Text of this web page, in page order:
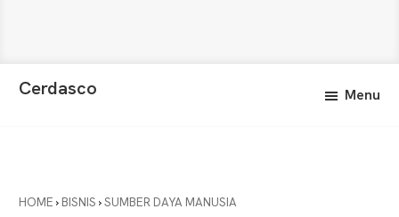
Cerdasco
Anda
Menu
HOME › BISNIS ›SUMBER DAYA MANUSIA